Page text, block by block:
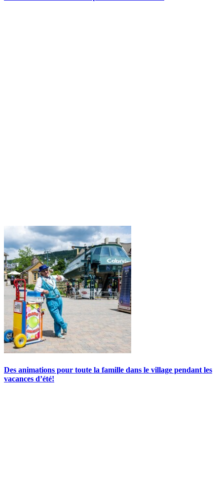
Des animations pour toute la famille dans le village pendant les
vacances d’été!